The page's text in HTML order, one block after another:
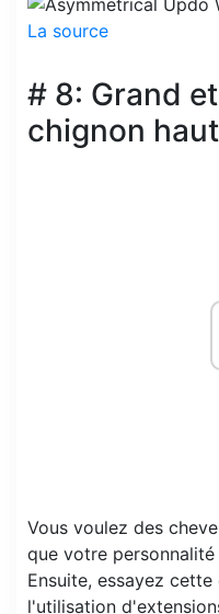
La source
# 8: Grand
chignon haut
Vous voulez des
que votre
Ensuite, essayez
l'utilisation